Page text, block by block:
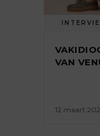
VAN
12 maart